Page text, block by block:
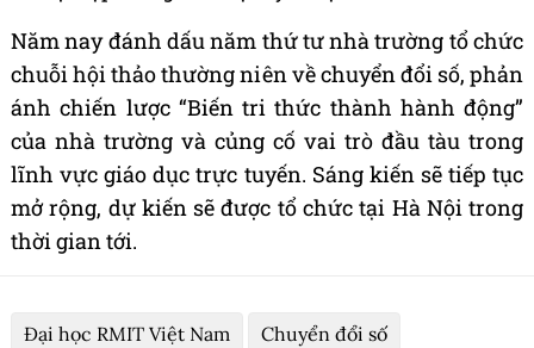
Năm nayđánh dấu năm thứtưnhàtrường tổchức
chuỗi hội thảo thường niên vềchuyểnđổi số, phản
ánh chiến lược “Biến tri thức thành hành động”
của nhà trường và củng cố vai trò đầu tàu trong
lĩnh vực giáo dục trực tuyến. Sáng kiến sẽtiếp tục
mởrộng, dựkiến sẽ được tổchức tại HàNội trong
thời gian tới.
Đại học RMIT Việt Nam Chuyển đổi số